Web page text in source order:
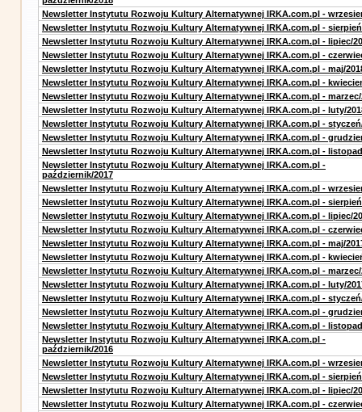
Newsletter Instytutu Rozwoju Kultury Alternatywnej IRKA.com.pl -
Newsletter Instytutu Rozwoju Kultury Alternatywnej IRKA.com.pl -
Newsletter Instytutu Rozwoju Kultury Alternatywnej IRKA.com.pl - lipiec/
Newsletter Instytutu Rozwoju Kultury Alternatywnej IRKA.com.pl -
Newsletter Instytutu Rozwoju Kultury Alternatywnej IRKA.com.pl - maj/
Newsletter Instytutu Rozwoju Kultury Alternatywnej IRKA.com.pl -
Newsletter Instytutu Rozwoju Kultury Alternatywnej IRKA.com.pl - marzec/
Newsletter Instytutu Rozwoju Kultury Alternatywnej IRKA.com.pl - luty/
Newsletter Instytutu Rozwoju Kultury Alternatywnej IRKA.com.pl -
Newsletter Instytutu Rozwoju Kultury Alternatywnej IRKA.com.pl -
Newsletter Instytutu Rozwoju Kultury Alternatywnej IRKA.com.pl -
Newsletter Instytutu Rozwoju Kultury Alternatywnej IRKA.com.pl -
październik/2017
Newsletter Instytutu Rozwoju Kultury Alternatywnej IRKA.com.pl -
Newsletter Instytutu Rozwoju Kultury Alternatywnej IRKA.com.pl -
Newsletter Instytutu Rozwoju Kultury Alternatywnej IRKA.com.pl - lipiec/
Newsletter Instytutu Rozwoju Kultury Alternatywnej IRKA.com.pl -
Newsletter Instytutu Rozwoju Kultury Alternatywnej IRKA.com.pl - maj/
Newsletter Instytutu Rozwoju Kultury Alternatywnej IRKA.com.pl -
Newsletter Instytutu Rozwoju Kultury Alternatywnej IRKA.com.pl - marzec/
Newsletter Instytutu Rozwoju Kultury Alternatywnej IRKA.com.pl - luty/
Newsletter Instytutu Rozwoju Kultury Alternatywnej IRKA.com.pl -
Newsletter Instytutu Rozwoju Kultury Alternatywnej IRKA.com.pl -
Newsletter Instytutu Rozwoju Kultury Alternatywnej IRKA.com.pl -
Newsletter Instytutu Rozwoju Kultury Alternatywnej IRKA.com.pl -
październik/2016
Newsletter Instytutu Rozwoju Kultury Alternatywnej IRKA.com.pl -
Newsletter Instytutu Rozwoju Kultury Alternatywnej IRKA.com.pl -
Newsletter Instytutu Rozwoju Kultury Alternatywnej IRKA.com.pl - lipiec/
Newsletter Instytutu Rozwoju Kultury Alternatywnej IRKA.com.pl -